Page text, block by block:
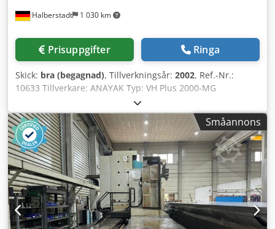
Halberstadt 1 030 km
Prisuppgifter Ringa
Skick: bra (begagnad), Tillverkningsår: 2002, Ref.-Nr.:
10633 Tillverkare: ANAYAK Typ: VH Plus 2000-MG
Tillverkningsår: 2002 Styrningstyp: CNC-styrning
Chedpfezc D Enox Ag Usa Styrsystem: Heidenhain
Lagringsplats: Halberstadt Ursprungsland: Tyskland
Serienummer: M200XXX X-axel: 2000 mm Y-axel: 1500 mm
Z-axel: 1500 mm Antal stationer: 90 Styrning på: 106.253 h
Maskin på: 93.170 h Programtid: 41.859 h Huvud och
rundbord: 1600 x 1450 mm
Småannons